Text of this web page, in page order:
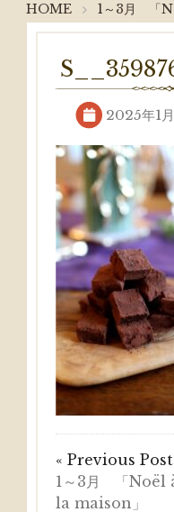
HOME 1～3月 「
2025年1
« Previous Post
1～3月 「Noël
la maison」